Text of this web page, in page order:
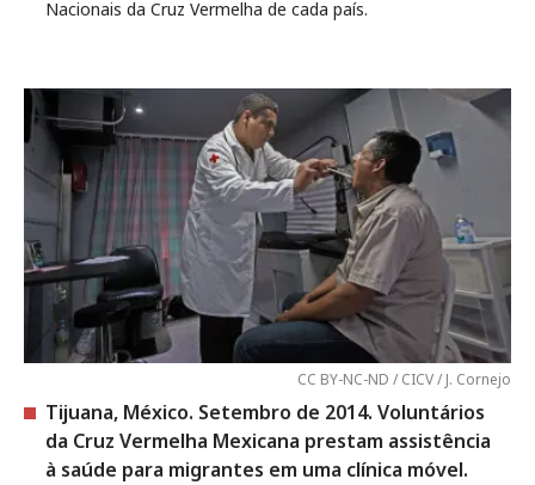
Nacionais da Cruz Vermelha de cada país.
CC BY-NC-ND / CICV / J. Cornejo
Tijuana, México. Setembro de 2014. Voluntários
da Cruz Vermelha Mexicana prestam assistência
à saúde para migrantes em uma clínica móvel.